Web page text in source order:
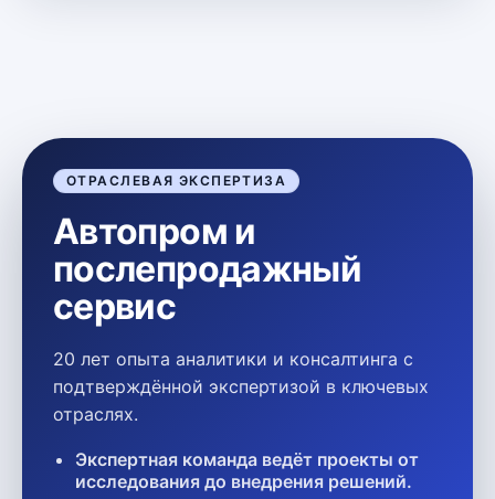
ОТРАСЛЕВАЯ ЭКСПЕРТИЗА
Автопром и
послепродажный
сервис
20 лет опыта аналитики и консалтинга с
подтверждённой экспертизой в ключевых
отраслях.
Экспертная команда ведёт проекты от
исследования до внедрения решений.